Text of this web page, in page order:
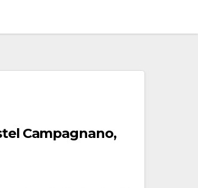
Campagnano,